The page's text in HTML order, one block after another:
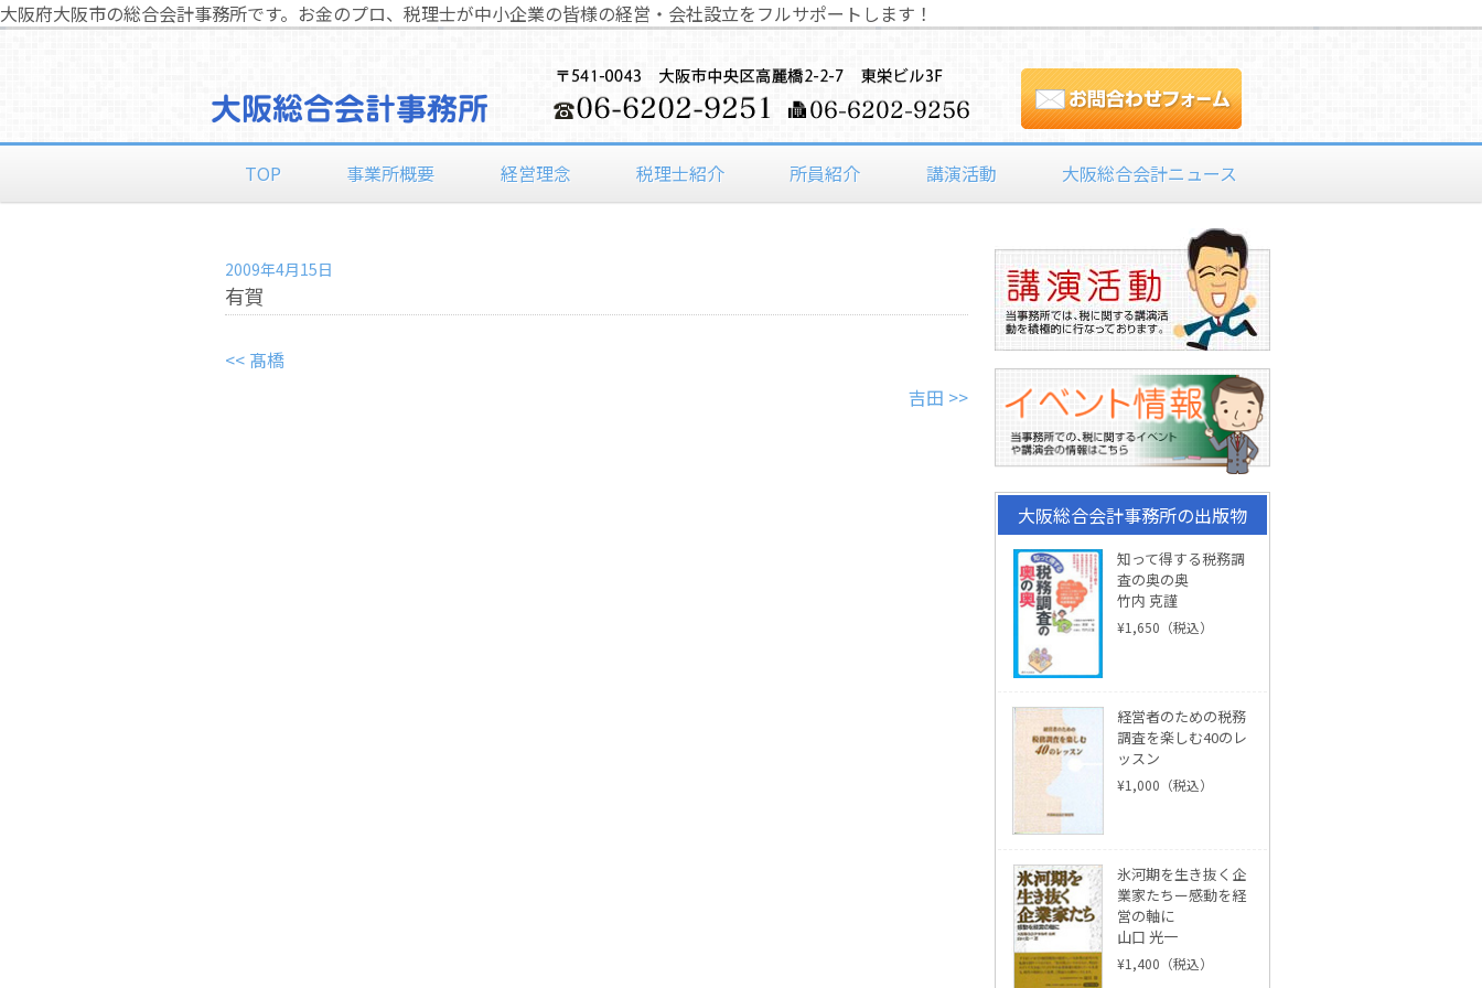
大阪府大阪市の総合会計事務所です。お金のプロ、税理士が中小企業の皆様の経営・会社設立をフルサポートします！
TOP 事業所概要 経営理念 税理士紹介 所員紹介 講演活動 大阪総合会計ニュース
2009年4月15日
有賀
<< 髙橋
吉田 >>
大阪総合会計事務所の出版物
知って得する税務調
査の奥の奥
竹内 克謹
¥1,650（税込）
経営者のための税務
調査を楽しむ40のレ
ッスン
¥1,000（税込）
氷河期を生き抜く企
業家たちー感動を経
営の軸に
山口 光一
¥1,400（税込）